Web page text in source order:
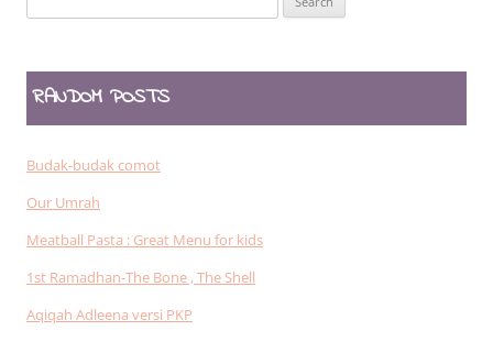
for:
RANDOM POSTS
Budak-budak comot
Our Umrah
Meatball Pasta : Great Menu for kids
1st Ramadhan-The Bone , The Shell
Aqiqah Adleena versi PKP